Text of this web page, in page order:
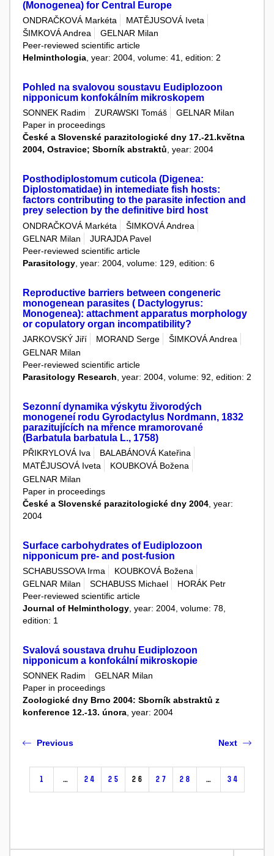
(Monogenea) for Central Europe
ONDRAČKOVÁ Markéta
MATĚJUSOVÁ Iveta
ŠIMKOVÁ Andrea
GELNAR Milan
Peer-reviewed scientific article
Helminthologia , year: 2004, volume: 41, edition: 2
Pohled na svalovou soustavu Eudiplozoon
nipponicum konfokálním mikroskopem
SONNEK Radim ZURAWSKI Tomáš
GELNAR Milan
Paper in proceedings
České a Slovenské parazitologické dny 17.-21.května
2004, Ostravice; Sborník abstraktů, year: 2004
Posthodiplostomum cuticola (Digenea:
Diplostomatidae) in intemediate fish hosts:
factors contributing to the parasite infection and
prey selection by the definitive bird host
ONDRAČKOVÁ Markéta
ŠIMKOVÁ Andrea
GELNAR Milan
JURAJDA Pavel
Peer-reviewed scientific article
Parasitology , year: 2004, volume: 129, edition: 6
Reproductive barriers between congeneric
monogenean parasites ( Dactylogyrus:
Monogenea): attachment apparatus morphology
or copulatory organ incompatibility?
JARKOVSKÝ Jiří MORAND Serge
ŠIMKOVÁ Andrea
GELNAR Milan
Peer-reviewed scientific article
Parasitology Research , year: 2004, volume: 92, edition: 2
Sezonní dynamika výskytu živorodých
monogeneí rodu Gyrodactylus Nordmann, 1832
parazitujících na mřence mramorované
(Barbatula barbatula L., 1758)
PŘIKRYLOVÁ Iva
BALABÁNOVÁ Kateřina
MATĚJUSOVÁ Iveta
KOUBKOVÁ Božena
GELNAR Milan
Paper in proceedings
České a Slovenské parazitologické dny 2004 , year:
2004
Surface carbohydrates of Eudiplozoon
nipponicum pre- and post-fusion
SCHABUSSOVA Irma
KOUBKOVÁ Božena
GELNAR Milan
SCHABUSS Michael
HORÁK Petr
Peer-reviewed scientific article
Journal of Helminthology , year: 2004, volume: 78,
edition: 1
Svalová soustava druhu Eudiplozoon
nipponicum a konfokální mikroskopie
SONNEK Radim
GELNAR Milan
Paper in proceedings
Zoologické dny Brno 2004: Sborník abstraktů z
konference 12.-13. února, year: 2004
Previous
1 … 24 25 26 27 28 … 34
Next